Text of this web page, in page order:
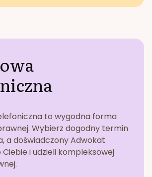
to wygodna forma
Wybierz dogodny termin
a doświadczony Adwokat
Ciebie i udzieli kompleksowej